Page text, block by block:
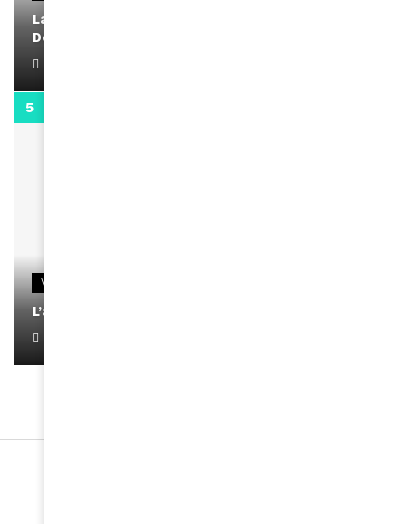
La rubrique santé speciale coronavirus du
Docteur Makanda
VIDEOS
L’artiste Yoan s’exprime